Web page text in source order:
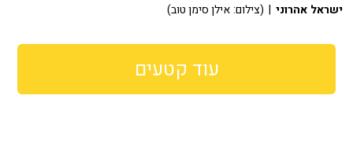
ישראל אהרוני | (צילום: אילן סימן טוב)
עוד קטעים